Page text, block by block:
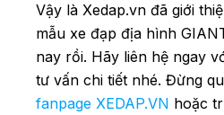
Vậy là Xedap.vn đã giới
mẫu xe đạp địa hình
nay rồi. Hãy liên hệ ngay
tư vấn chi tiết nhé. Đừng
fanpage XEDAP.VN hoặc